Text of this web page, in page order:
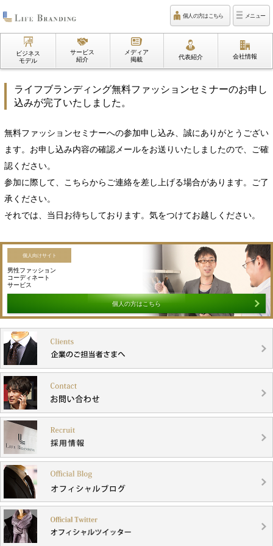
個人の方はこちら メニュー
ビジネス
モデル
サービス
紹介
メディア
掲載
代表紹介 会社情報
ライフブランディング無料ファッションセミナーのお申し
込みが完了いたしました。
無料ファッションセミナーへの参加申し込み、誠にありがとうござい
ます。お申し込み内容の確認メールをお送りいたしましたので、ご確
認ください。
参加に際して、こちらからご連絡を差し上げる場合があります。ご了
承ください。
それでは、当日お待ちしております。気をつけてお越しください。
個人向けサイト
男性ファッション
コーディネート
サービス
個人の方はこちら